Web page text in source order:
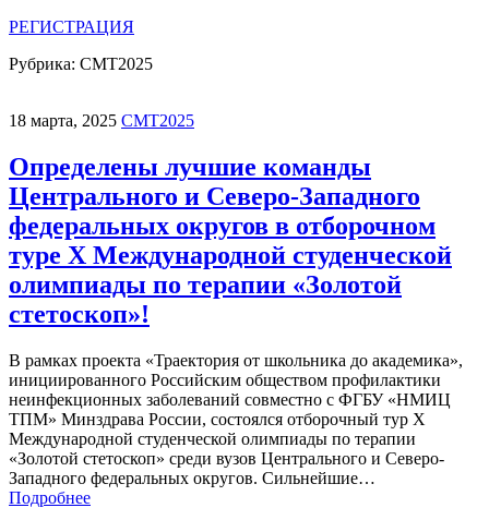
РЕГИСТРАЦИЯ
Рубрика: СМТ2025
18 марта, 2025 СМТ2025
Определены лучшие команды
Центрального и Северо-Западного
федеральных округов в отборочном
туре X Международной студенческой
олимпиады по терапии «Золотой
стетоскоп»!
В рамках проекта «Траектория от школьника до академика»,
инициированного Российским обществом профилактики
неинфекционных заболеваний совместно с ФГБУ «НМИЦ
ТПМ» Минздрава России, состоялся отборочный тур X
Международной студенческой олимпиады по терапии
«Золотой стетоскоп» среди вузов Центрального и Северо-
Западного федеральных округов. Сильнейшие…
Подробнее